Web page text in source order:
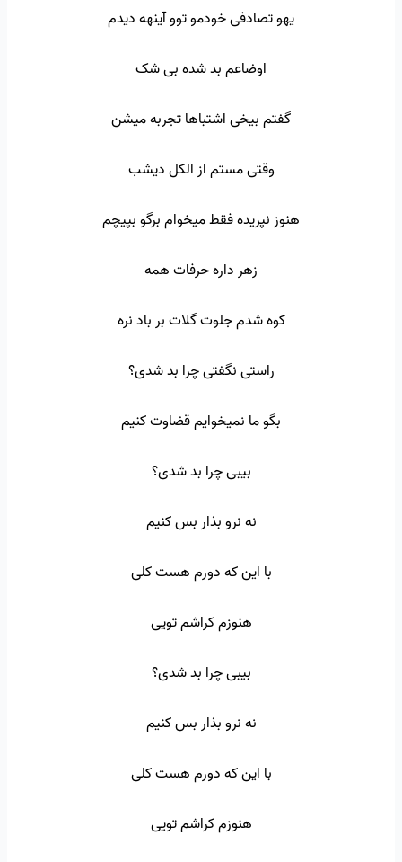
یهو تصادفی خودمو توو آینهه دیدم
اوضاعم بد شده بی شک
گفتم بیخی اشتباها تجربه میشن
وقتی مستم از الکل دیشب
هنوز نپریده فقط میخوام برگو بپیچم
زهر داره حرفات همه
کوه شدم جلوت گلات بر باد نره
راستی نگفتی چرا بد شدی؟
بگو ما نمیخوایم قضاوت کنیم
بیبی چرا بد شدی؟
نه نرو بذار بس کنیم
با این که دورم هست کلی
هنوزم کراشم تویی
بیبی چرا بد شدی؟
نه نرو بذار بس کنیم
با این که دورم هست کلی
هنوزم کراشم تویی